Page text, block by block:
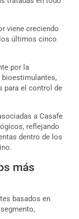
viene creciendo
últimos cinco
por la
bioestimulantes,
para el control de
a Casafe
reflejando
dentro de los
más
basados en